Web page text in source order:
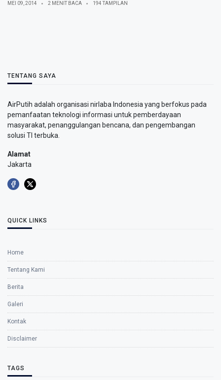
MEI 09, 2014 2 MENIT BACA 194 TAMPILAN
TENTANG SAYA
AirPutih adalah organisasi nirlaba Indonesia yang berfokus pada
pemanfaatan teknologi informasi untuk pemberdayaan
masyarakat, penanggulangan bencana, dan pengembangan
solusi TI terbuka.
Alamat
Jakarta
QUICK LINKS
Home
Tentang Kami
Berita
Galeri
Kontak
Disclaimer
TAGS